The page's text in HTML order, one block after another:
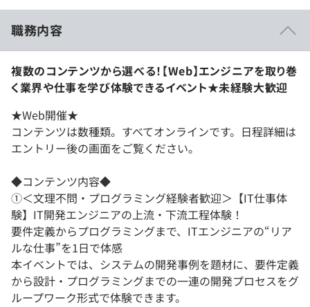
職務内容
複数のコンテンツから選べる！【Web】エンジニアを取り巻
く業界や仕事を学び体験できるイベント★未経験大歓迎
★Web開催★
コンテンツは数種類。すべてオンラインです。日程詳細は
エントリー後の画面をご覧ください。
◆コンテンツ内容◆
①＜文理不問・プログラミング経験者歓迎＞【IT仕事体
験】IT開発エンジニアの上流・下流工程体験！
要件定義からプログラミングまで、ITエンジニアの“リア
ルな仕事”を1日で体感
本イベントでは、システムの開発事例を題材に、要件定義
から設計・プログラミングまでの一連の開発プロセスをグ
ループワーク形式で体験できます。